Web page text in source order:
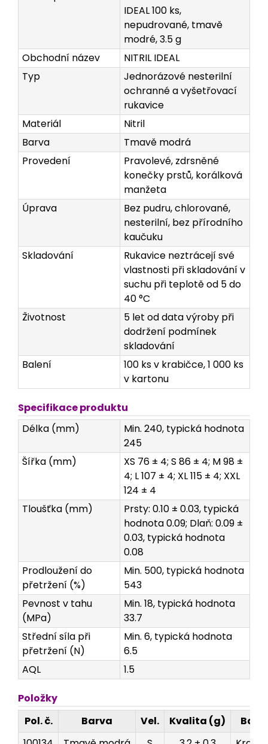
IDEAL 100 ks,
nepudrované, tmavě
modré, 3.5 g
Obchodní název
NITRIL IDEAL
Typ
Jednorázové nesterilní
ochranné a vyšetřovací
rukavice
Materiál
Nitril
Barva
Tmavě modrá
Provedení
Pravolevé, zdrsněné
konečky prstů, korálková
manžeta
Úprava
Bez pudru, chlorované,
nesterilní, bez přírodního
kaučuku
Skladování
Rukavice neztrácejí své
vlastnosti při skladování v
suchu při teplotě od 5 do
40 °C
Životnost
5 let od data výroby při
dodržení podmínek
skladování
Balení
100 ks v krabičce, 1 000 ks
v kartonu
Specifikace produktu
Délka (mm)
Min. 240, typická hodnota
245
Šířka (mm)
XS 76 ± 4; S 86 ± 4; M 98 ±
4; L 107 ± 4; XL 115 ± 4; XXL
124 ± 4
Tloušťka (mm)
Prsty: 0.10 ± 0.03, typická
hodnota 0.09; Dlaň: 0.09 ±
0.03, typická hodnota
0.08
Prodloužení do
přetržení (%)
Min. 500, typická hodnota
543
Pevnost v tahu
(MPa)
Min. 18, typická hodnota
33.7
Střední síla při
přetržení (N)
Min. 6, typická hodnota
6.5
AQL
1.5
Položky
Pol. č.
Barva Vel. Kvalita (g)